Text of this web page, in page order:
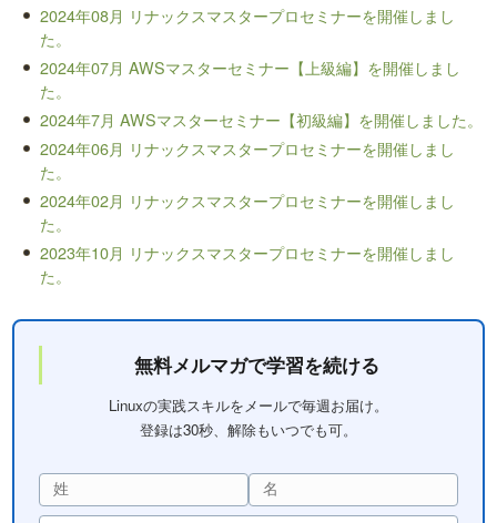
2024年08月 リナックスマスタープロセミナーを開催しまし
た。
2024年07月 AWSマスターセミナー【上級編】を開催しまし
た。
2024年7月 AWSマスターセミナー【初級編】を開催しました。
2024年06月 リナックスマスタープロセミナーを開催しまし
た。
2024年02月 リナックスマスタープロセミナーを開催しまし
た。
2023年10月 リナックスマスタープロセミナーを開催しまし
た。
無料メルマガで学習を続ける
Linuxの実践スキルをメールで毎週お届け。
登録は30秒、解除もいつでも可。